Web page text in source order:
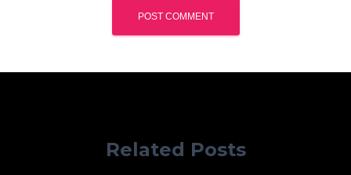
Related Posts